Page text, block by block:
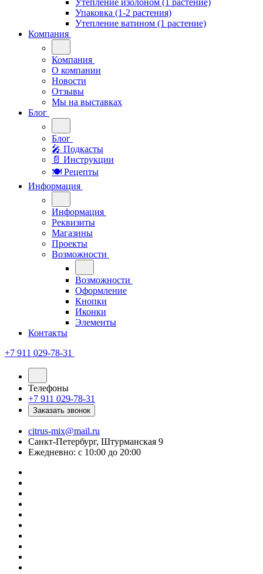
Утепление изолоном (1 растение)
Упаковка (1-2 растения)
Утепление ватином (1 растение)
Компания
Компания
О компании
Новости
Отзывы
Мы на выставках
Блог
Блог
🎤︎︎ Подкасты
📄 Инструкции
🍽 Рецепты
Информация
Информация
Реквизиты
Магазины
Проекты
Возможности
Возможности
Оформление
Кнопки
Иконки
Элементы
Контакты
+7 911 029-78-31
Телефоны
+7 911 029-78-31
Заказать звонок
citrus-mix@mail.ru
Санкт-Петербург, Штурманская 9
Ежедневно: с 10:00 до 20:00